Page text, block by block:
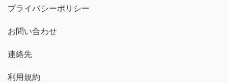
プライバシーポリシー
お問い合わせ
連絡先
利用規約